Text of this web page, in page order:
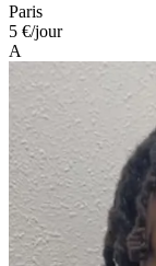
Paris
5 €/jour
A